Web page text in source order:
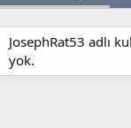
JosephRat53 adlı
yok.